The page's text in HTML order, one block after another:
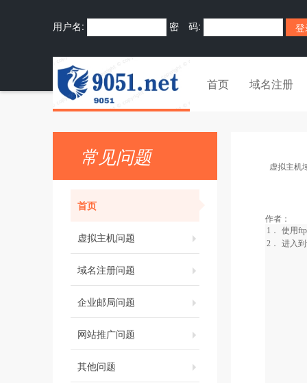
用户名: 密 码:
首页 域名注册
常见问题
首页
虚拟主机问题
域名注册问题
企业邮局问题
网站推广问题
其他问题
虚拟主机
作者：
1． 使用ftp
2．
进入到